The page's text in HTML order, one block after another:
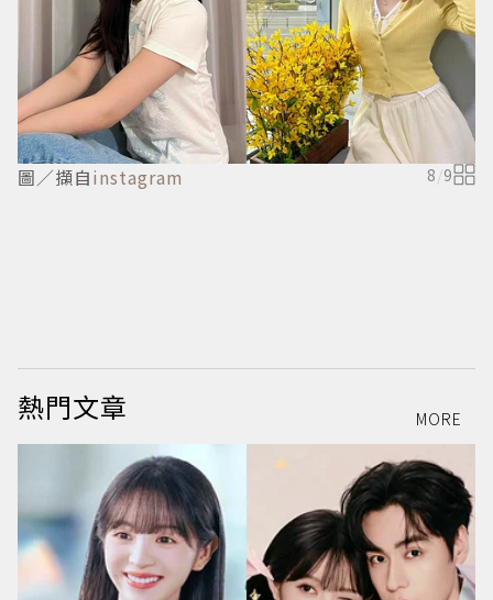
圖／擷自instagram 8 /9
熱門文章 MORE